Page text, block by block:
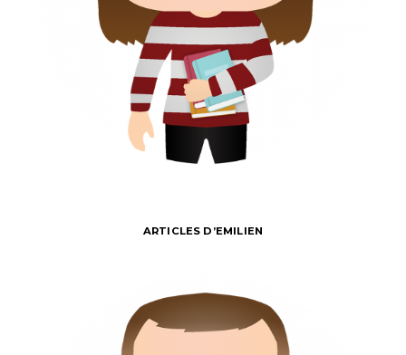
ARTICLES D’EMILIEN